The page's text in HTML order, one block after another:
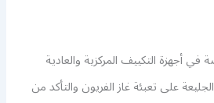
أجهزة التكييف المركزية والعادية
على تعبئة غاز الفريون والتأكد من